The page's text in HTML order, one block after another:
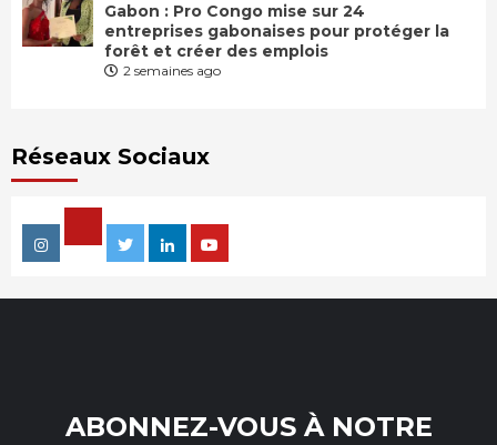
Gabon : Pro Congo mise sur 24
entreprises gabonaises pour protéger la
forêt et créer des emplois
2 semaines ago
Réseaux Sociaux
Instagram
Facebook
TwitterLinkedin
ABONNEZ-VOUS À NOTRE